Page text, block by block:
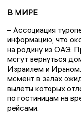
В МИРЕ
– Ассоциация
информацию, что
на родину из ОАЭ.
могут вернуться
Израилем и
момент в залах
вылеты которых
по гостиницам на
рейсами.